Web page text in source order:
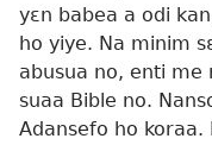
yɛn babea a odi
ho yiye. Na minim
abusua no, enti me
suaa Bible no.
Adansefo ho koraa.